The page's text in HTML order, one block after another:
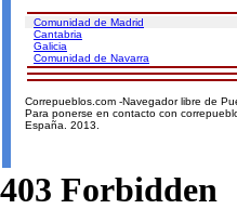
Comunidad de Madrid
Cantabria
Galicia
Comunidad de Navarra
Correpueblos.com -Navegador libre de
Para ponerse en contacto con
España. 2013.